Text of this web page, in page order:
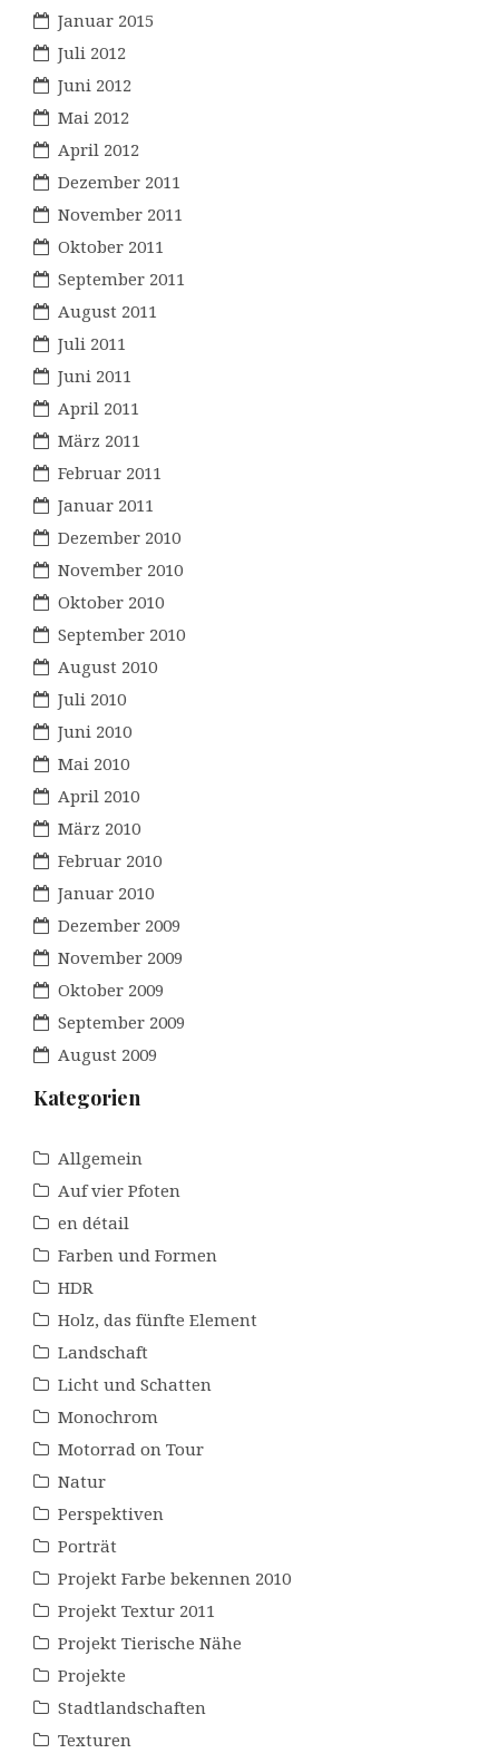
Januar 2015
Juli 2012
Juni 2012
Mai 2012
April 2012
Dezember 2011
November 2011
Oktober 2011
September 2011
August 2011
Juli 2011
Juni 2011
April 2011
März 2011
Februar 2011
Januar 2011
Dezember 2010
November 2010
Oktober 2010
September 2010
August 2010
Juli 2010
Juni 2010
Mai 2010
April 2010
März 2010
Februar 2010
Januar 2010
Dezember 2009
November 2009
Oktober 2009
September 2009
August 2009
Kategorien
Allgemein
Auf vier Pfoten
en détail
Farben und Formen
HDR
Holz, das fünfte Element
Landschaft
Licht und Schatten
Monochrom
Motorrad on Tour
Natur
Perspektiven
Porträt
Projekt Farbe bekennen 2010
Projekt Textur 2011
Projekt Tierische Nähe
Projekte
Stadtlandschaften
Texturen